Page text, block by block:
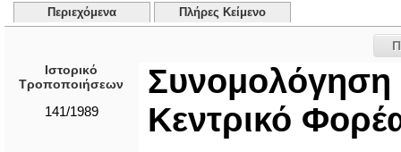
Περιεχόμενα Πλήρες Κείμενο
Ιστορικό
Τροποποιήσεων
141/1989
Κεντρικό